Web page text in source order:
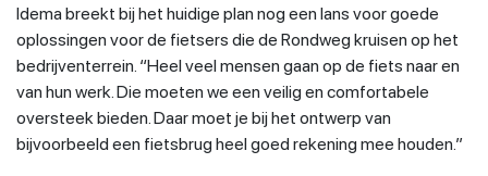
Idema breekt bij het huidige plan nog een lans voor goede
oplossingen voor de fietsers die de Rondweg kruisen op het
bedrijventerrein. “Heel veel mensen gaan op de fiets naar en
van hun werk. Die moeten we een veilig en comfortabele
oversteek bieden. Daar moet je bij het ontwerp van
bijvoorbeeld een fietsbrug heel goed rekening mee houden.”